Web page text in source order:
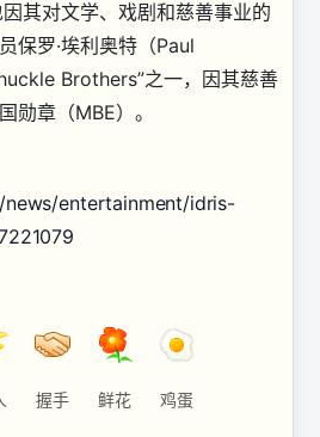
其对文学、戏剧和慈善事业的
保罗·埃利奥特（Paul
Brothers”之一，因其慈善
勋章（MBE）。
entertainment/idris-
握手 鲜花 鸡蛋